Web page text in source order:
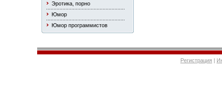
Эротика, порно
Юмор
Юмор программистов
Регистрация |